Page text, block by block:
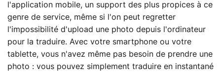
l'application mobile, un support des plus propices à ce
genre de service, même si l'on peut regretter
l'impossibilité d'upload une photo depuis l'ordinateur
pour la traduire. Avec votre smartphone ou votre
tablette, vous n'avez même pas besoin de prendre une
photo : vous pouvez simplement traduire en instantané